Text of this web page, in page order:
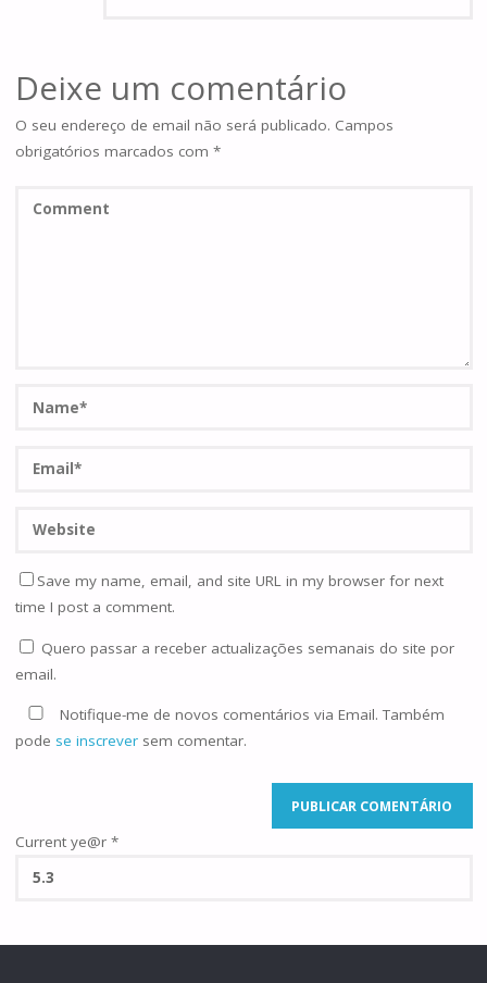
Deixe um comentário
O seu endereço de email não será publicado. Campos
obrigatórios marcados com *
Save my name, email, and site URL in my browser for next
time I post a comment.
Quero passar a receber actualizações semanais do site por
email.
Notifique-me de novos comentários via Email. Também
pode se inscreversem comentar.
Current ye@r *